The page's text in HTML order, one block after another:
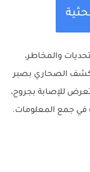
والمخاطر،
الصحاري بصبر
للإصابة بجروح،
في جمع المعلومات.